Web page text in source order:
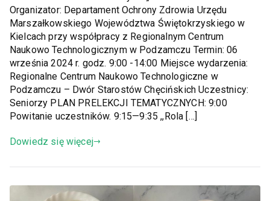
Organizator: Departament Ochrony Zdrowia Urzędu
Marszałkowskiego Województwa Świętokrzyskiego w
Kielcach przy współpracy z Regionalnym Centrum
Naukowo Technologicznym w Podzamczu Termin: 06
września 2024 r. godz. 9:00 -14:00 Miejsce wydarzenia:
Regionalne Centrum Naukowo Technologiczne w
Podzamczu – Dwór Starostów Chęcińskich Uczestnicy:
Seniorzy PLAN PRELEKCJI TEMATYCZNYCH: 9:00
Powitanie uczestników. 9:15—9:35 ,,Rola […]
Dowiedz się więcej